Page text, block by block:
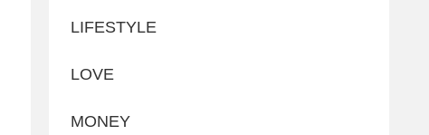
LIFESTYLE
LOVE
MONEY